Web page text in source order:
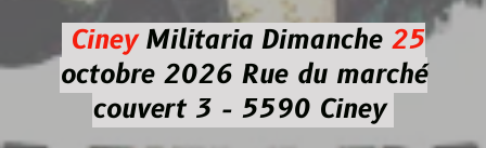
CineyMilitaria Dimanche 25
octobre 2026Rue du marché
couvert 3 - 5590 Ciney